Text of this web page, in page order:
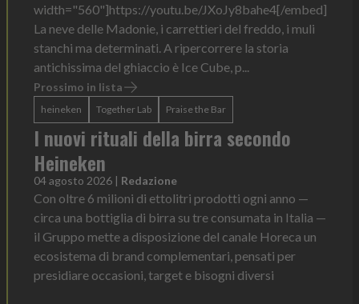
width="560"]https://youtu.be/JXoJy8bahe4[/embed]
La neve delle Madonie, i carrettieri del freddo, i muli
stanchi ma determinati. A ripercorrere la storia
antichissima del ghiaccio è Ice Cube, p...
Prossimo in lista
heineken Together Lab Praise the Bar
I nuovi rituali della birra secondo
Heineken
04 agosto 2026 | Redazione
Con oltre 6 milioni di ettolitri prodotti ogni anno —
circa una bottiglia di birra su tre consumata in Italia —
il Gruppo mette a disposizione del canale Horeca un
ecosistema di brand complementari, pensati per
presidiare occasioni, target e bisogni diversi